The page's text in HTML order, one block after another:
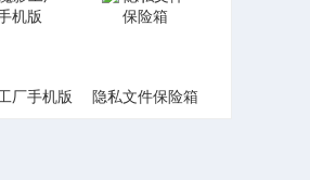
厂手机版 隐私文件保险箱